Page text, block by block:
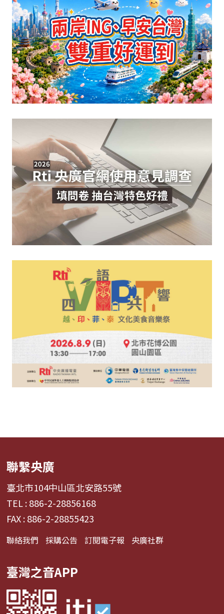
聯繫央廣
臺北市104中山區北安路55號
TEL : 886-2-28856168
FAX : 886-2-28855423
聯絡我們 採購公告 訂閱電子報 央廣社群
臺灣之音APP